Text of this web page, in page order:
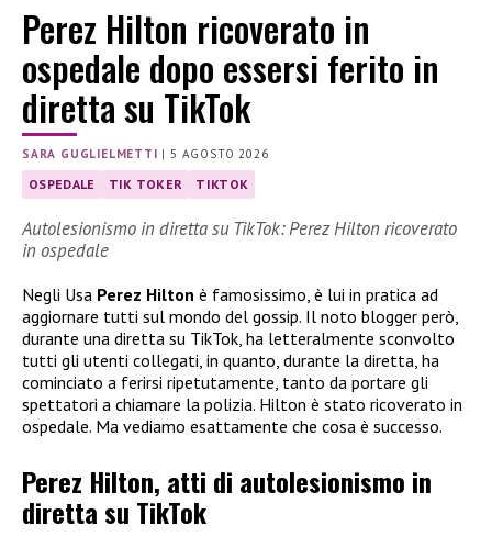
Perez Hilton ricoverato in
ospedale dopo essersi ferito in
diretta su TikTok
SARA GUGLIELMETTI |5 AGOSTO 2026
OSPEDALE TIK TOKER TIKTOK
Autolesionismo in diretta su TikTok: Perez Hilton ricoverato
in ospedale
Negli Usa Perez Hilton è famosissimo, è lui in pratica ad
aggiornare tutti sul mondo del gossip. Il noto blogger però,
durante una diretta su TikTok, ha letteralmente sconvolto
tutti gli utenti collegati, in quanto, durante la diretta, ha
cominciato a ferirsi ripetutamente, tanto da portare gli
spettatori a chiamare la polizia. Hilton è stato ricoverato in
ospedale. Ma vediamo esattamente che cosa è successo.
Perez Hilton, atti di autolesionismo in
diretta su TikTok